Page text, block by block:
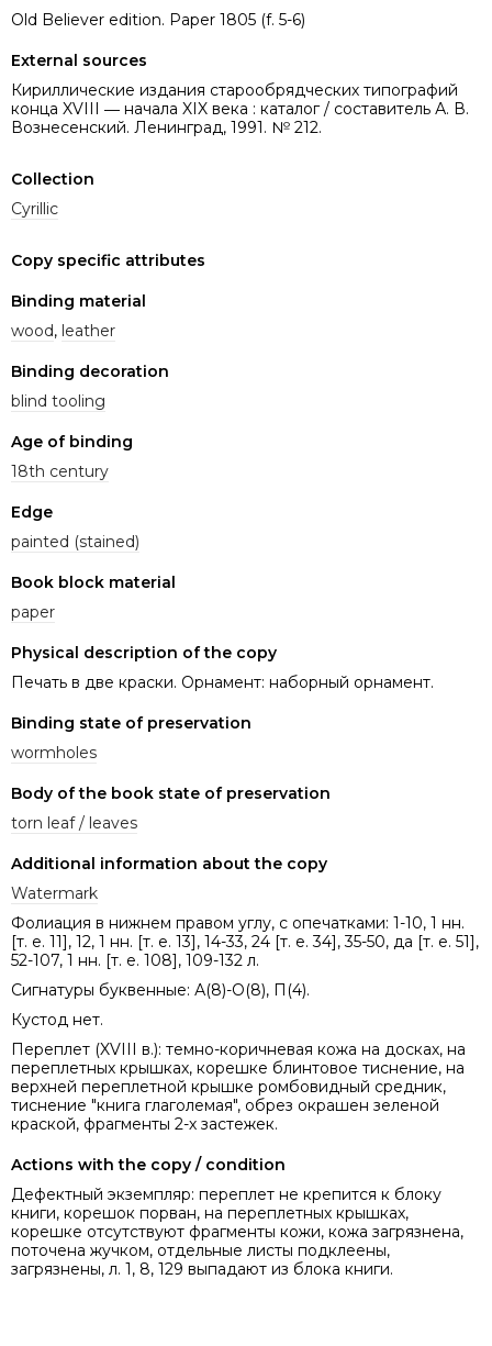
Old Believer edition. Paper 1805 (f. 5-6)
External sources
Кириллические издания старообрядческих типографий
конца XVIII ― начала XIX века : каталог / составитель А. В.
Вознесенский. Ленинград, 1991. № 212.
Collection
Cyrillic
Copy specific attributes
Binding material
wood, leather
Binding decoration
blind tooling
Age of binding
18th century
Edge
painted (stained)
Book block material
paper
Physical description of the copy
Печать в две краски. Орнамент: наборный орнамент.
Binding state of preservation
wormholes
Body of the book state of preservation
torn leaf / leaves
Additional information about the copy
Watermark
Фолиация в нижнем правом углу, с опечатками: 1-10, 1 нн.
[т. е. 11], 12, 1 нн. [т. е. 13], 14-33, 24 [т. е. 34], 35-50, да [т. е. 51],
52-107, 1 нн. [т. е. 108], 109-132 л.
Сигнатуры буквенные: А(8)-О(8), П(4).
Кустод нет.
Переплет (XVIII в.): темно-коричневая кожа на досках, на
переплетных крышках, корешке блинтовое тиснение, на
верхней переплетной крышке ромбовидный средник,
тиснение "книга глаголемая", обрез окрашен зеленой
краской, фрагменты 2-х застежек.
Actions with the copy / condition
Дефектный экземпляр: переплет не крепится к блоку
книги, корешок порван, на переплетных крышках,
корешке отсутствуют фрагменты кожи, кожа загрязнена,
поточена жучком, отдельные листы подклеены,
загрязнены, л. 1, 8, 129 выпадают из блока книги.